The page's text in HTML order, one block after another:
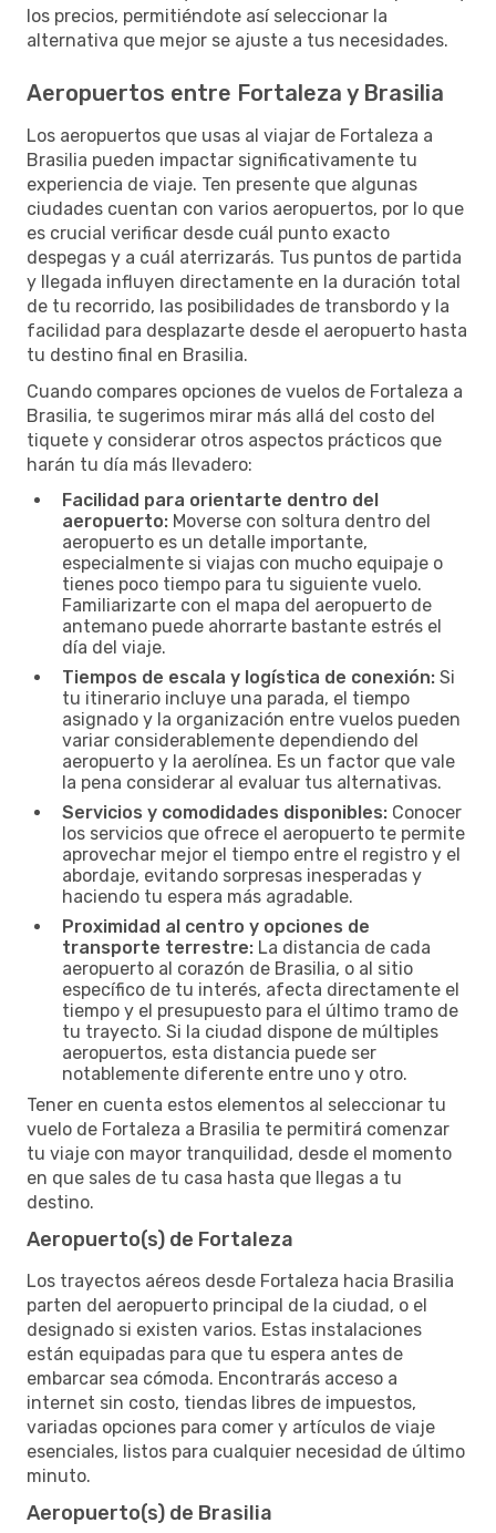
los precios, permitiéndote así seleccionar la
alternativa que mejor se ajuste a tus necesidades.
Aeropuertos entre Fortaleza y Brasilia
Los aeropuertos que usas al viajar de Fortaleza a
Brasilia pueden impactar significativamente tu
experiencia de viaje. Ten presente que algunas
ciudades cuentan con varios aeropuertos, por lo que
es crucial verificar desde cuál punto exacto
despegas y a cuál aterrizarás. Tus puntos de partida
y llegada influyen directamente en la duración total
de tu recorrido, las posibilidades de transbordo y la
facilidad para desplazarte desde el aeropuerto hasta
tu destino final en Brasilia.
Cuando compares opciones de vuelos de Fortaleza a
Brasilia, te sugerimos mirar más allá del costo del
tiquete y considerar otros aspectos prácticos que
harán tu día más llevadero:
Facilidad para orientarte dentro del
aeropuerto: Moverse con soltura dentro del
aeropuerto es un detalle importante,
especialmente si viajas con mucho equipaje o
tienes poco tiempo para tu siguiente vuelo.
Familiarizarte con el mapa del aeropuerto de
antemano puede ahorrarte bastante estrés el
día del viaje.
Tiempos de escala y logística de conexión: Si
tu itinerario incluye una parada, el tiempo
asignado y la organización entre vuelos pueden
variar considerablemente dependiendo del
aeropuerto y la aerolínea. Es un factor que vale
la pena considerar al evaluar tus alternativas.
Servicios y comodidades disponibles: Conocer
los servicios que ofrece el aeropuerto te permite
aprovechar mejor el tiempo entre el registro y el
abordaje, evitando sorpresas inesperadas y
haciendo tu espera más agradable.
Proximidad al centro y opciones de
transporte terrestre: La distancia de cada
aeropuerto al corazón de Brasilia, o al sitio
específico de tu interés, afecta directamente el
tiempo y el presupuesto para el último tramo de
tu trayecto. Si la ciudad dispone de múltiples
aeropuertos, esta distancia puede ser
notablemente diferente entre uno y otro.
Tener en cuenta estos elementos al seleccionar tu
vuelo de Fortaleza a Brasilia te permitirá comenzar
tu viaje con mayor tranquilidad, desde el momento
en que sales de tu casa hasta que llegas a tu
destino.
Aeropuerto(s) de Fortaleza
Los trayectos aéreos desde Fortaleza hacia Brasilia
parten del aeropuerto principal de la ciudad, o el
designado si existen varios. Estas instalaciones
están equipadas para que tu espera antes de
embarcar sea cómoda. Encontrarás acceso a
internet sin costo, tiendas libres de impuestos,
variadas opciones para comer y artículos de viaje
esenciales, listos para cualquier necesidad de último
minuto.
Aeropuerto(s) de Brasilia